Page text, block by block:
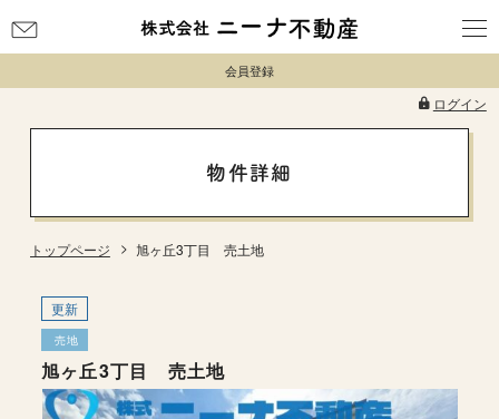
会員登録
ログイン
問
わ
物件詳細
トップページ 旭ヶ丘3丁目 売土地
更新
売地
旭ヶ丘3丁目 売土地